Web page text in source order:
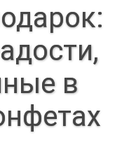
в